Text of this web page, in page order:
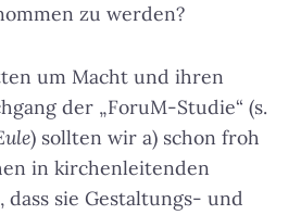
zu werden?
um Macht und ihren
der „ForuM-Studie“ (s.
) sollten wir a) schon froh
in kirchenleitenden
dass sie Gestaltungs- und